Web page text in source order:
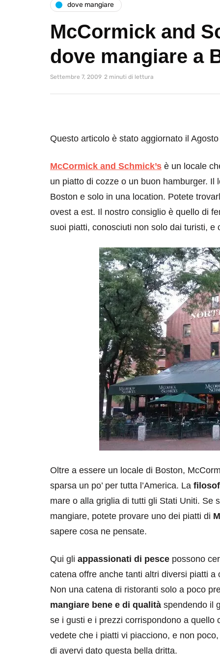
dove mangiare
McCormick and
dove mangiare a
Settembre 7, 2009 2 minuti di lettura
Questo articolo è stato aggiornato il
McCormick and Schmick’s è un locale
un piatto di cozze o un buon hamburger.
Boston e solo in una location. Potete
ovest a est. Il nostro consiglio è quello di
suoi piatti, conosciuti non solo dai turisti, e
Oltre a essere un locale di Boston,
sparsa un po’ per tutta l’America. La
mare o alla griglia di tutti gli Stati Uniti. Se
mangiare, potete provare uno dei piatti di
sapere cosa ne pensate.
Qui gli appassionati di pesce possono
catena offre anche tanti altri diversi piatti
Non una catena di ristoranti solo a poco
mangiare bene e di qualità spendendo il
se i gusti e i prezzi corrispondono a quello
vedete che i piatti vi piacciono, e non
di avervi dato questa bella dritta.